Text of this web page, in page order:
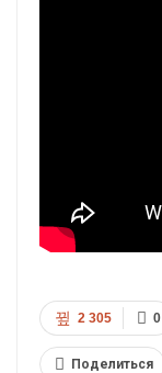
0
2 305
Поделиться